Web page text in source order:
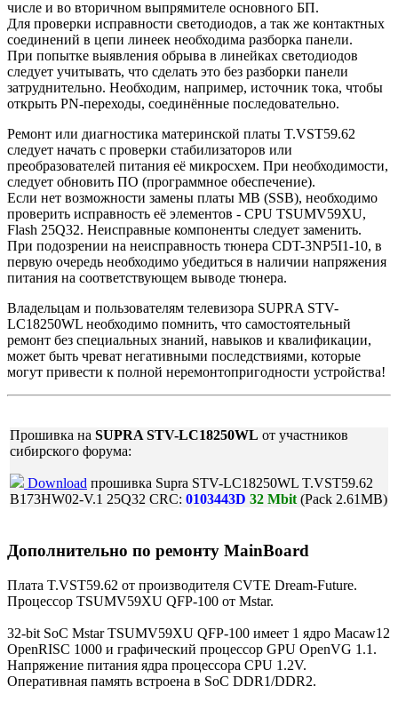
числе и во вторичном выпрямителе основного БП.
Для проверки исправности светодиодов, а так же контактных
соединений в цепи линеек необходима разборка панели.
При попытке выявления обрыва в линейках светодиодов
следует учитывать, что сделать это без разборки панели
затруднительно. Необходим, например, источник тока, чтобы
открыть PN-переходы, соединённые последовательно.
Ремонт или диагностика материнской платы T.VST59.62
следует начать с проверки стабилизаторов или
преобразователей питания её микросхем. При необходимости,
следует обновить ПО (программное обеспечение).
Если нет возможности замены платы MB (SSB), необходимо
проверить исправность её элементов - CPU TSUMV59XU,
Flash 25Q32. Неисправные компоненты следует заменить.
При подозрении на неисправность тюнера CDT-3NP5I1-10, в
первую очередь необходимо убедиться в наличии напряжения
питания на соответствующем выводе тюнера.
Владельцам и пользователям телевизора SUPRA STV-
LC18250WL необходимо помнить, что самостоятельный
ремонт без специальных знаний, навыков и квалификации,
может быть чреват негативными последствиями, которые
могут привести к полной неремонтопригодности устройства!
Прошивка на SUPRA STV-LC18250WL от участников
сибирского форума:
Download прошивка Supra STV-LC18250WL T.VST59.62
B173HW02-V.1 25Q32 CRC: 0103443D 32 Mbit (Pack 2.61MB)
Дополнительно по ремонту MainBoard
Плата T.VST59.62 от производителя CVTE Dream-Future.
Процессор TSUMV59XU QFP-100 от Mstar.
32-bit SoC Mstar TSUMV59XU QFP-100 имеет 1 ядро Macaw12
OpenRISC 1000 и графический процессор GPU OpenVG 1.1.
Напряжение питания ядра процессора CPU 1.2V.
Оперативная память встроена в SoC DDR1/DDR2.